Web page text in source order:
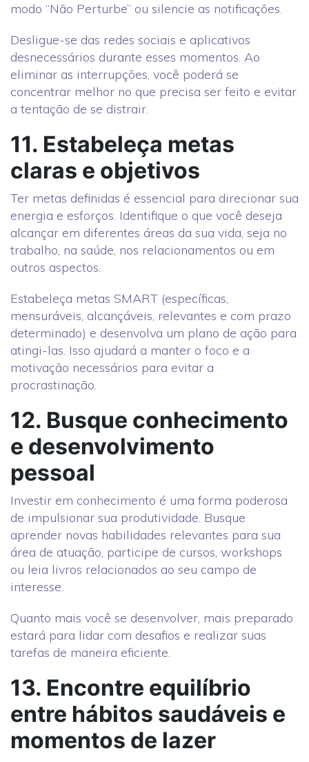
modo “Não Perturbe” ou silencie as notificações.
Desligue-se das redes sociais e aplicativos
desnecessários durante esses momentos. Ao
eliminar as interrupções, você poderá se
concentrar melhor no que precisa ser feito e evitar
a tentação de se distrair.
11. Estabeleça metas
claras e objetivos
Ter metas definidas é essencial para direcionar sua
energia e esforços. Identifique o que você deseja
alcançar em diferentes áreas da sua vida, seja no
trabalho, na saúde, nos relacionamentos ou em
outros aspectos.
Estabeleça metas SMART (específicas,
mensuráveis, alcançáveis, relevantes e com prazo
determinado) e desenvolva um plano de ação para
atingi-las. Isso ajudará a manter o foco e a
motivação necessários para evitar a
procrastinação.
12. Busque conhecimento
e desenvolvimento
pessoal
Investir em conhecimento é uma forma poderosa
de impulsionar sua produtividade. Busque
aprender novas habilidades relevantes para sua
área de atuação, participe de cursos, workshops
ou leia livros relacionados ao seu campo de
interesse.
Quanto mais você se desenvolver, mais preparado
estará para lidar com desafios e realizar suas
tarefas de maneira eficiente.
13. Encontre equilíbrio
entre hábitos saudáveis e
momentos de lazer